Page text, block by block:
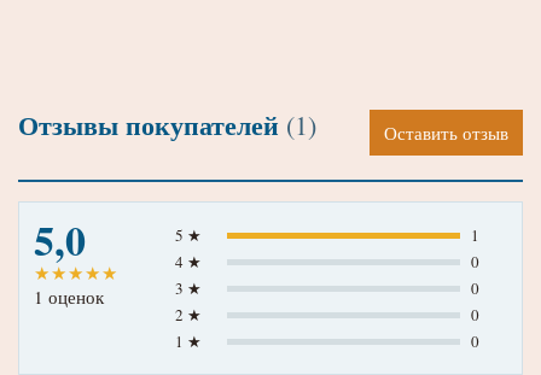
Отзывы покупателей (1) Оставить отзыв
5,0
★★★★★
1 оценок
5 ★
1
4 ★
0
3 ★
0
2 ★
0
1 ★
0